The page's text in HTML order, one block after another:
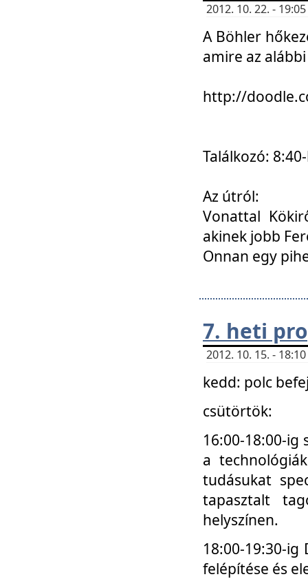
2012. 10. 22. -
A Böhler
amire az
http://
Találkozó:
Az útról:
Vonattal
akinek jobb
Onnan egy
7. heti
2012. 10. 15. -
kedd: polc
csütörtök:
16:00-18:00-
a
tudásukat
tapasztalt
helyszínen.
18:00-19:30-
felépítése és